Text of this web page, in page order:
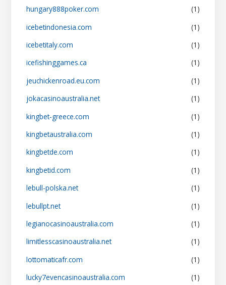
hungary888poker.com
(1)
icebetindonesia.com
(1)
icebetitaly.com
(1)
icefishinggames.ca
(1)
jeuchickenroad.eu.com
(1)
jokacasinoaustralia.net
(1)
kingbet-greece.com
(1)
kingbetaustralia.com
(1)
kingbetde.com
(1)
kingbetid.com
(1)
lebull-polska.net
(1)
lebullpt.net
(1)
legianocasinoaustralia.com
(1)
limitlesscasinoaustralia.net
(1)
lottomaticafr.com
(1)
lucky7evencasinoaustralia.com
(1)